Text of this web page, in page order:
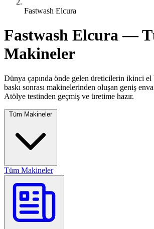
Fastwash Elcura
Fastwash Elcura —
Makineler
Dünya çapında önde gelen üreticilerin ikinci el
baskı sonrası makinelerinden oluşan geniş
Atölye testinden geçmiş ve üretime hazır.
Tüm Makineler
Tüm Makineler